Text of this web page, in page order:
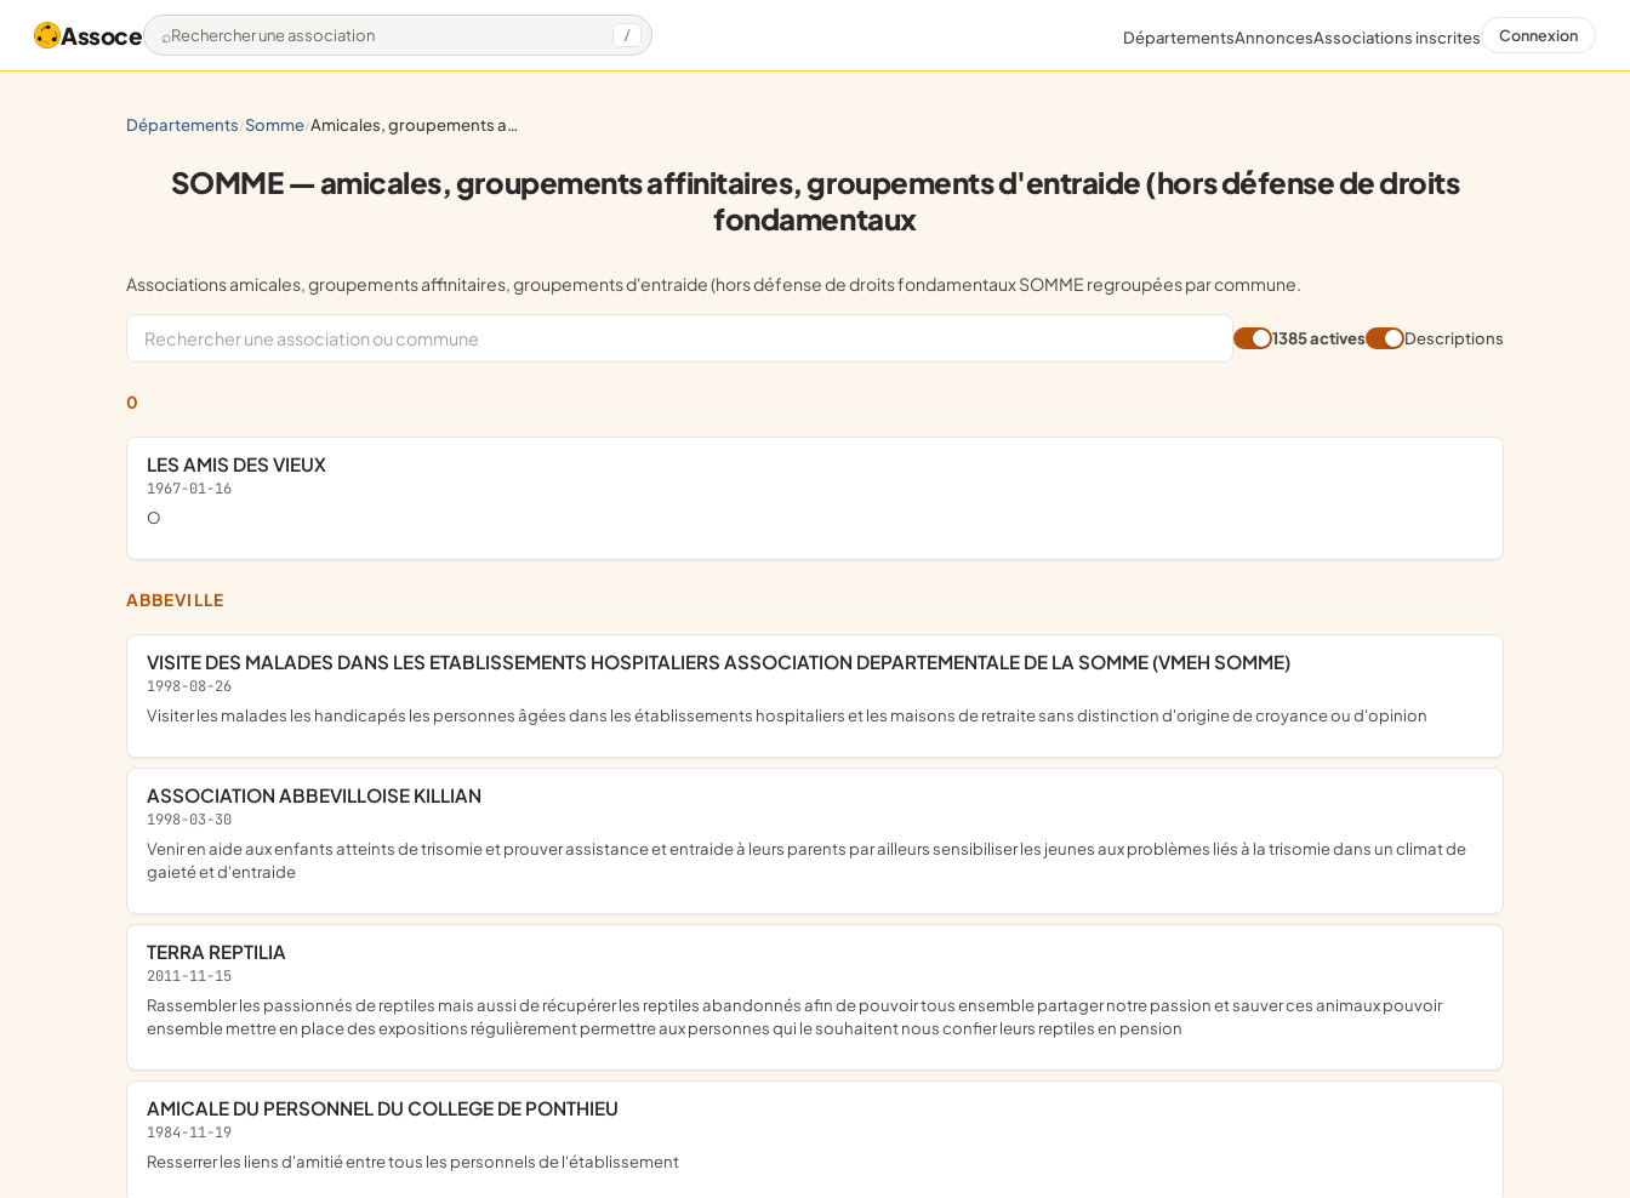
Assoce Rechercher une association / DépartementsAnnoncesAssociations inscrites Connexion
départements/ somme/ amicales, groupements affinitaires, groupements d'entraide (hors défense de droits fondamentaux
SOMME — amicales, groupements affinitaires, groupements d'entraide (hors défense de droits
fondamentaux
Associations amicales, groupements affinitaires, groupements d'entraide (hors défense de droits fondamentaux SOMME regroupées par commune.
1385 actives Descriptions
0
LES AMIS DES VIEUX
1967-01-16
o
ABBEVILLE
VISITE DES MALADES DANS LES ETABLISSEMENTS HOSPITALIERS ASSOCIATION DEPARTEMENTALE DE LA SOMME (VMEH SOMME)
1998-08-26
visiter les malades les handicapés les personnes âgées dans les établissements hospitaliers et les maisons de retraite sans distinction d'origine de croyance ou d'opinion
ASSOCIATION ABBEVILLOISE KILLIAN
1998-03-30
venir en aide aux enfants atteints de trisomie et prouver assistance et entraide à leurs parents par ailleurs sensibiliser les jeunes aux problèmes liés à la trisomie dans un climat de
gaieté et d'entraide
TERRA REPTILIA
2011-11-15
rassembler les passionnés de reptiles mais aussi de récupérer les reptiles abandonnés afin de pouvoir tous ensemble partager notre passion et sauver ces animaux pouvoir
ensemble mettre en place des expositions régulièrement permettre aux personnes qui le souhaitent nous confier leurs reptiles en pension
AMICALE DU PERSONNEL DU COLLEGE DE PONTHIEU
1984-11-19
resserrer les liens d'amitié entre tous les personnels de l'établissement